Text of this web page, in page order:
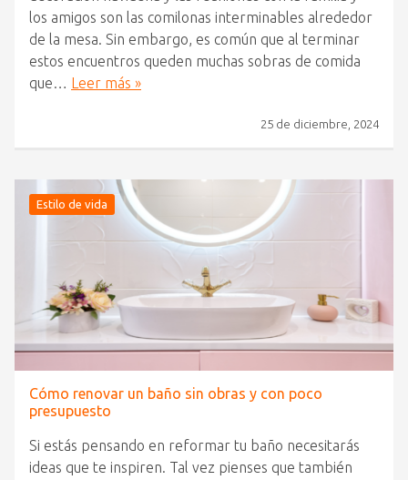
los amigos son las comilonas interminables alrededor
de la mesa. Sin embargo, es común que al terminar
estos encuentros queden muchas sobras de comida
que… Leer más »
25 de diciembre, 2024
Estilo de vida
Cómo renovar un baño sin obras y con poco
presupuesto
Si estás pensando en reformar tu baño necesitarás
ideas que te inspiren. Tal vez pienses que también